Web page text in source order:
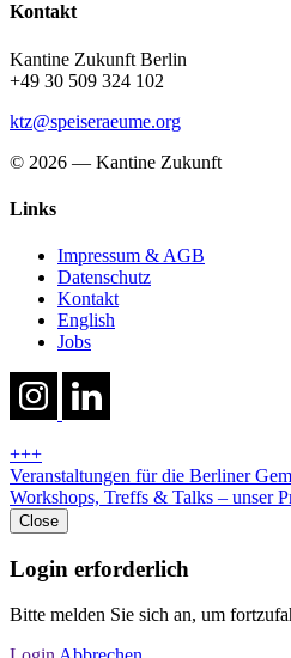
Kontakt
Kantine Zukunft Berlin
+49 30 509 324 102
ktz@speiseraeume.org
© 2026 — Kantine Zukunft
Links
Impressum & AGB
Datenschutz
Kontakt
English
Jobs
+++
Veranstaltungen für die Berliner
Workshops, Treffs & Talks – unser
Close
Login erforderlich
Bitte melden Sie sich an, um